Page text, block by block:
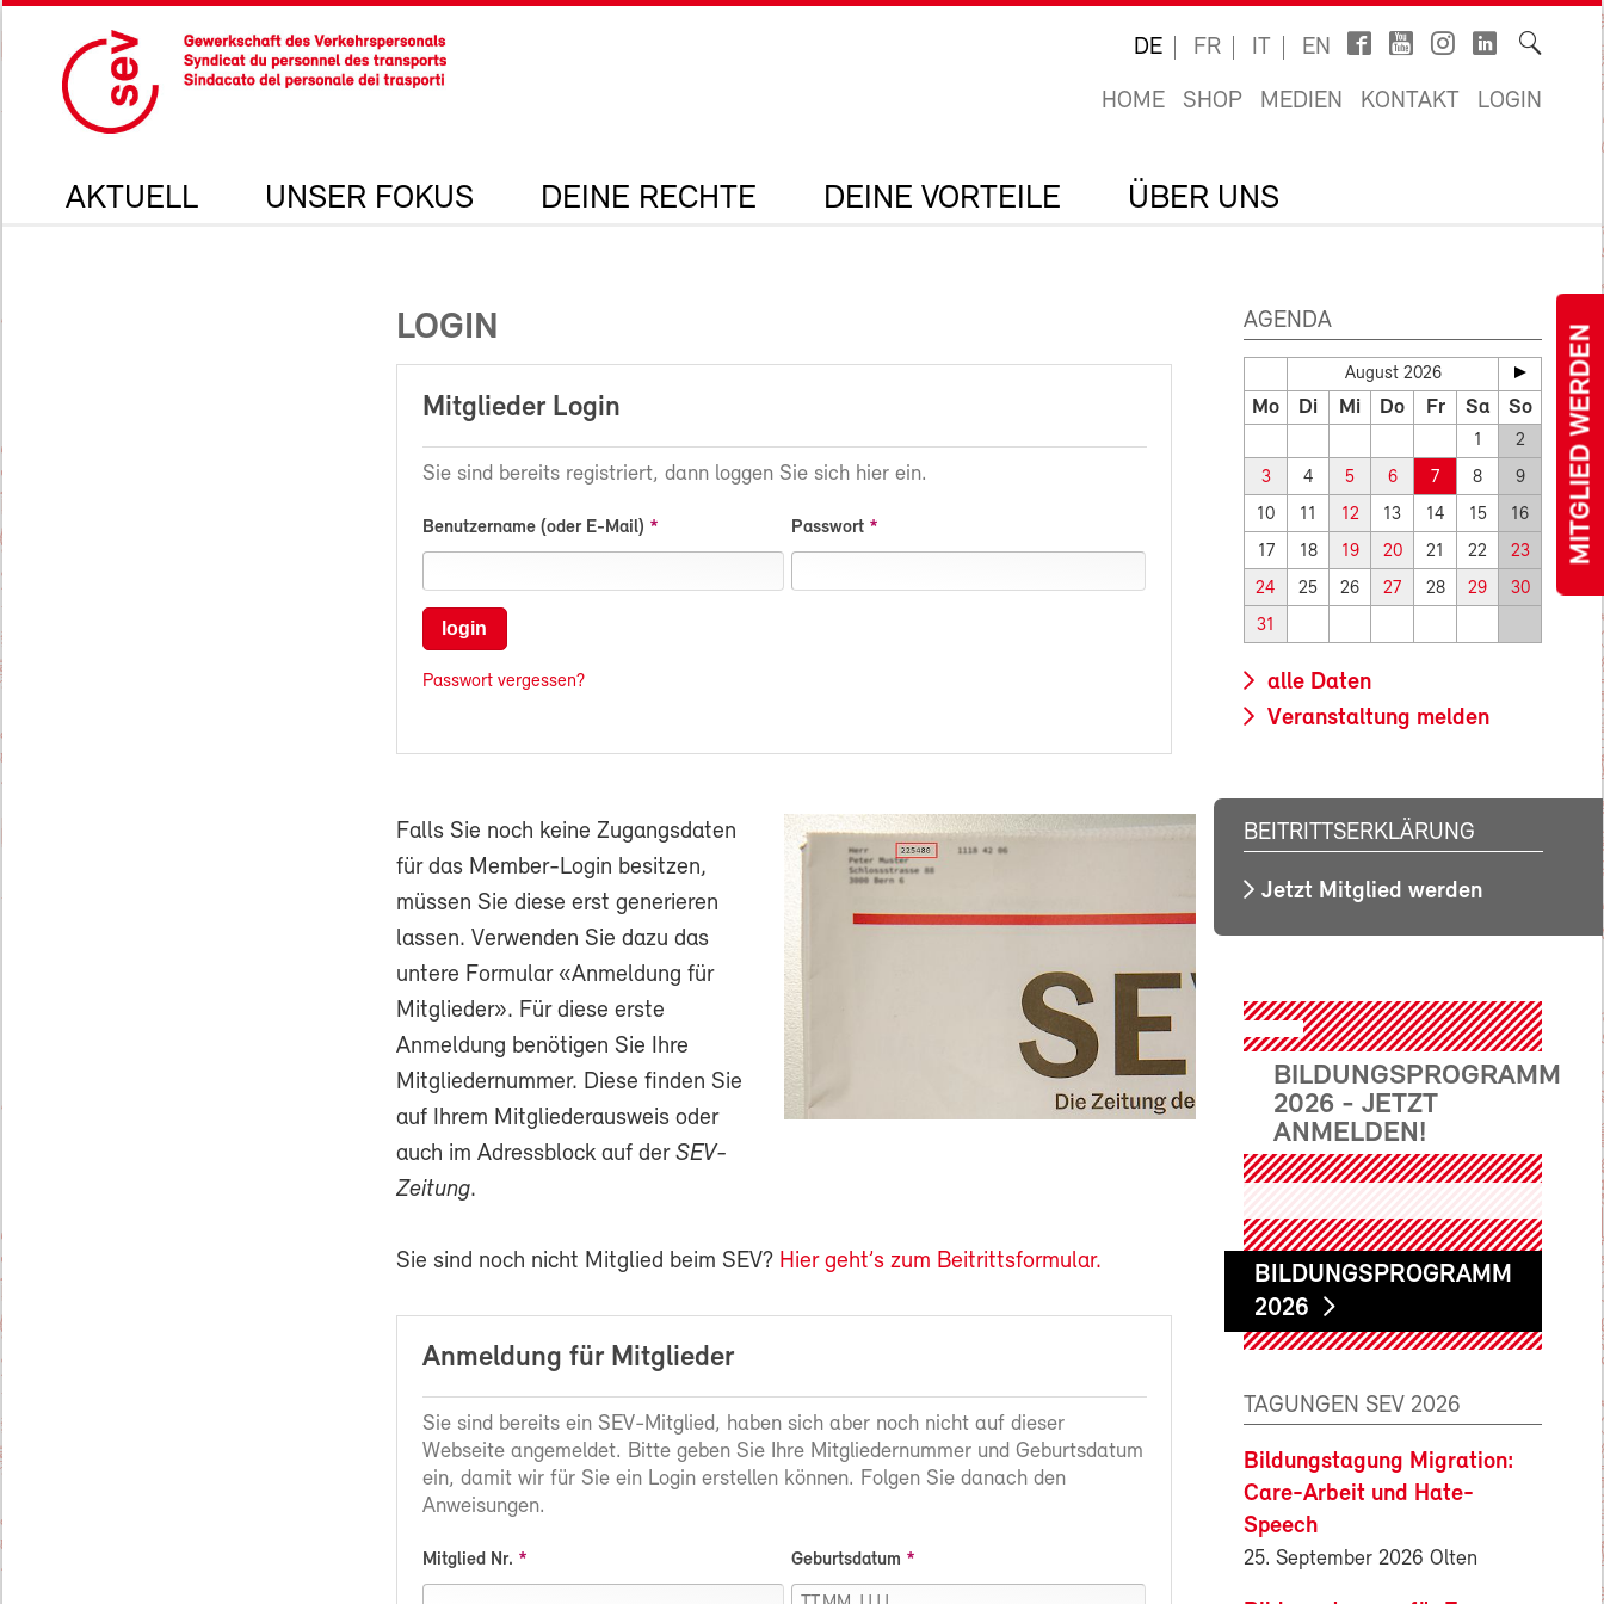
MITGLIED WERDEN
DE FR IT EN
HOME SHOP MEDIEN KONTAKT LOGIN
AKTUELL UNSER FOKUS DEINE RECHTE DEINE VORTEILE ÜBER UNS
LOGIN
Mitglieder Login
Sie sind bereits registriert, dann loggen Sie sich hier ein.
Benutzername (oder E-Mail) Passwort
login
Passwort vergessen?
Falls Sie noch keine Zugangsdaten
für das Member-Login besitzen,
müssen Sie diese erst generieren
lassen. Verwenden Sie dazu das
untere Formular «Anmeldung für
Mitglieder». Für diese erste
Anmeldung benötigen Sie Ihre
Mitgliedernummer. Diese finden Sie
auf Ihrem Mitgliederausweis oder
auch im Adressblock auf der SEV-
Zeitung.
Sie sind noch nicht Mitglied beim SEV? Hier geht’s zum Beitrittsformular.
Anmeldung für Mitglieder
Sie sind bereits ein SEV-Mitglied, haben sich aber noch nicht auf dieser
Webseite angemeldet. Bitte geben Sie Ihre Mitgliedernummer und Geburtsdatum
ein, damit wir für Sie ein Login erstellen können. Folgen Sie danach den
Anweisungen.
Mitglied Nr. Geburtsdatum
AGENDA
August 2026
Mo Di Mi Do Fr Sa So
1 2
3 4 5 6 7 8 9
10 11 12 13 14 15 16
17 18 19 20 21 22 23
24 25 26 27 28 29 30
31
alle Daten
Veranstaltung melden
BEITRITTSERKLÄRUNG
Jetzt Mitglied werden
BILDUNGSPROGRAMM
2026 - JETZT
ANMELDEN!
BILDUNGSPROGRAMM
2026
TAGUNGEN SEV 2026
Bildungstagung Migration:
Care-Arbeit und Hate-
Speech
25. September 2026 Olten